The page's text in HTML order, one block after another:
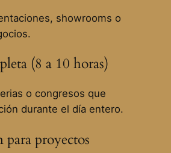
showrooms o
(8 a 10 horas)
o congresos que
durante el día entero.
proyectos